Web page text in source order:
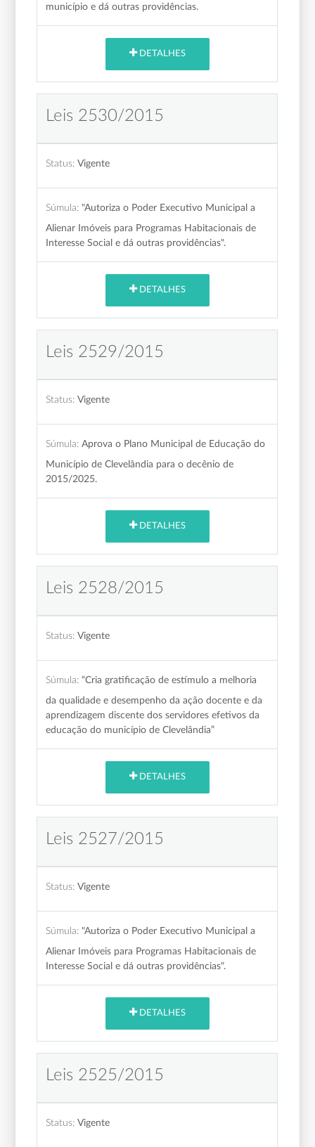
município e dá outras providências.
DETALHES
Leis 2530/2015
Status: Vigente
Súmula: "Autoriza o Poder Executivo Municipal a
Alienar Imóveis para Programas Habitacionais de
Interesse Social e dá outras providências".
DETALHES
Leis 2529/2015
Status: Vigente
Súmula: Aprova o Plano Municipal de Educação do
Município de Clevelândia para o decênio de
2015/2025.
DETALHES
Leis 2528/2015
Status: Vigente
Súmula: “Cria gratificação de estímulo a melhoria
da qualidade e desempenho da ação docente e da
aprendizagem discente dos servidores efetivos da
educação do município de Clevelândia”
DETALHES
Leis 2527/2015
Status: Vigente
Súmula: "Autoriza o Poder Executivo Municipal a
Alienar Imóveis para Programas Habitacionais de
Interesse Social e dá outras providências".
DETALHES
Leis 2525/2015
Status: Vigente